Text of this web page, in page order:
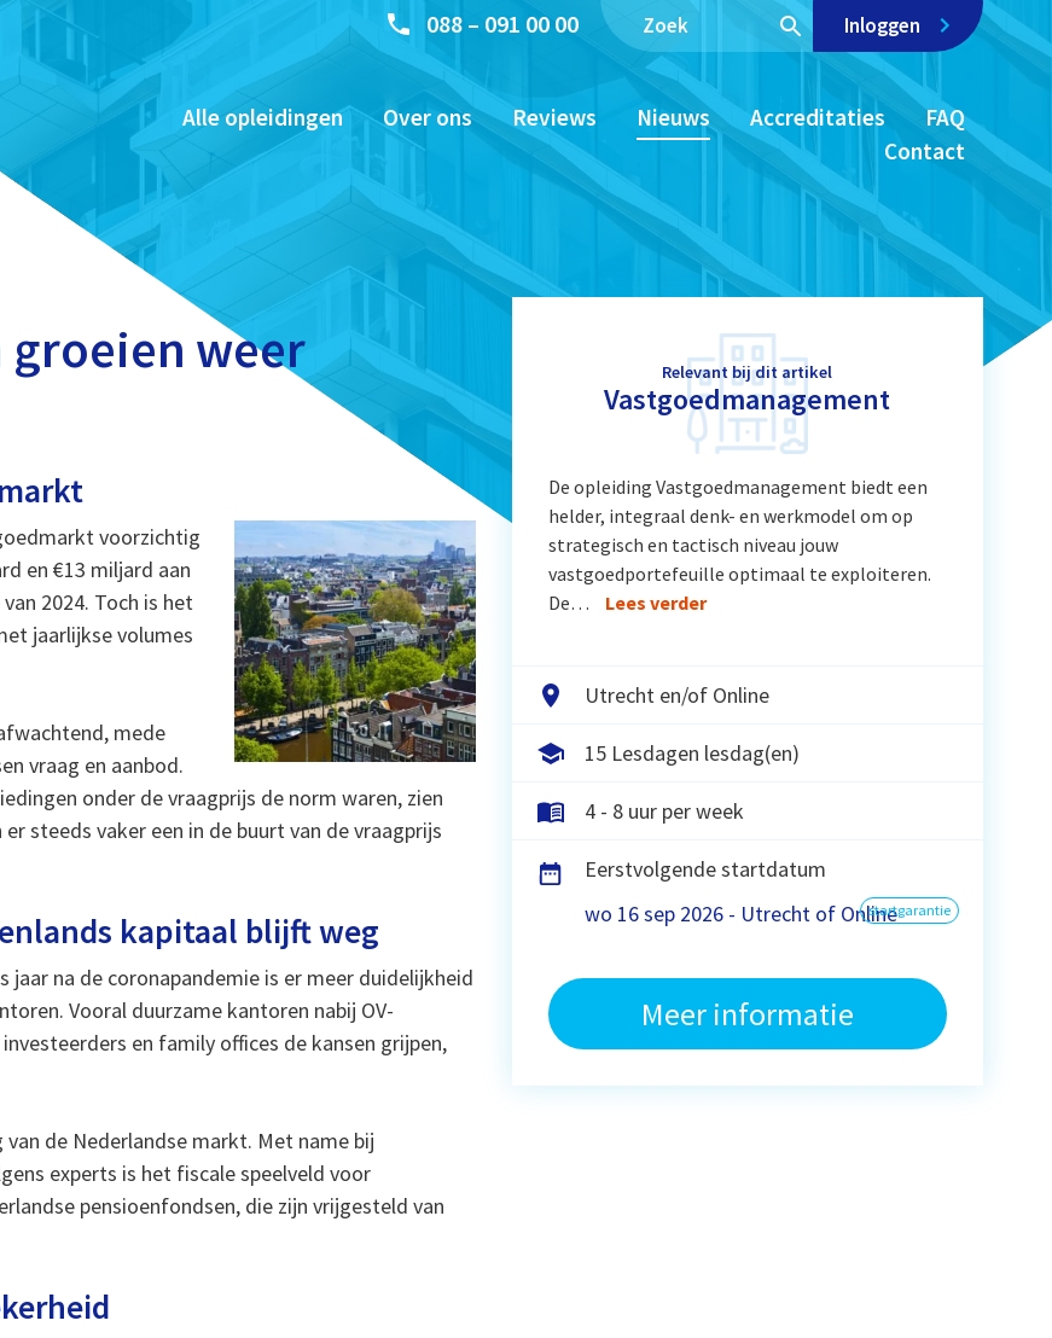
088 – 091 00 00 Inloggen
Alle opleidingen Over ons Reviews Nieuws Accreditaties
FAQ
Contact
weer
voorzichtig
en €13 miljard aan
2024. Toch is het
jaarlijkse volumes
mede
vraag en aanbod.
onder de vraagprijs de norm waren, zien
steeds vaker een in de buurt van de vraagprijs
kapitaal blijft weg
na de coronapandemie is er meer duidelijkheid
Vooral duurzame kantoren nabij OV-
en family offices de kansen grijpen,
de Nederlandse markt. Met name bij
experts is het fiscale speelveld voor
pensioenfondsen, die zijn vrijgesteld van
Relevant bij dit artikel
Vastgoedmanagement
De opleiding Vastgoedmanagement biedt een
helder, integraal denk- en werkmodel om op
strategisch en tactisch niveau jouw
vastgoedportefeuille optimaal te exploiteren.
De…
Lees verder
Utrecht en/of Online
15 Lesdagen lesdag(en)
4 - 8 uur per week
Eerstvolgende startdatum
wo 16 sep 2026 - Utrecht of Onlinestartgarantie
Meer informatie